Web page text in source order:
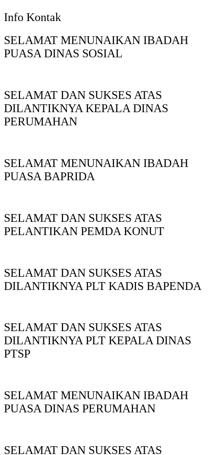
Info Kontak
SELAMAT MENUNAIKAN IBADAH
PUASA DINAS SOSIAL
SELAMAT DAN SUKSES ATAS
DILANTIKNYA KEPALA DINAS
PERUMAHAN
SELAMAT MENUNAIKAN IBADAH
PUASA BAPRIDA
SELAMAT DAN SUKSES ATAS
PELANTIKAN PEMDA KONUT
SELAMAT DAN SUKSES ATAS
DILANTIKNYA PLT KADIS BAPENDA
SELAMAT DAN SUKSES ATAS
DILANTIKNYA PLT KEPALA DINAS
PTSP
SELAMAT MENUNAIKAN IBADAH
PUASA DINAS PERUMAHAN
SELAMAT DAN SUKSES ATAS